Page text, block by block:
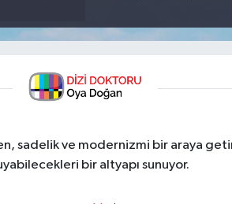
sadelik ve modernizmi bir araya
bir altyapı sunuyor.